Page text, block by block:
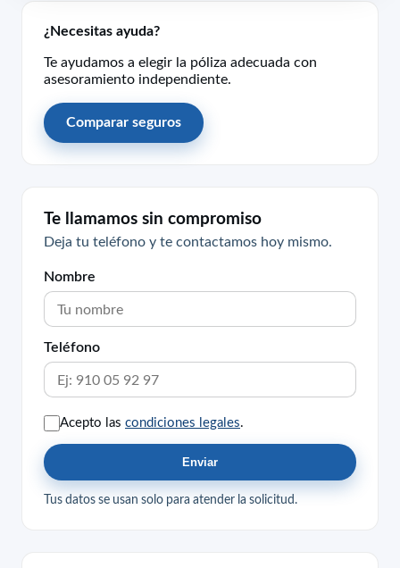
¿Necesitas ayuda?
Te ayudamos a elegir la póliza adecuada con
asesoramiento independiente.
Comparar seguros
Te llamamos sin compromiso
Deja tu teléfono y te contactamos hoy mismo.
Nombre
Teléfono
Acepto las condiciones legales.
Enviar
Tus datos se usan solo para atender la solicitud.